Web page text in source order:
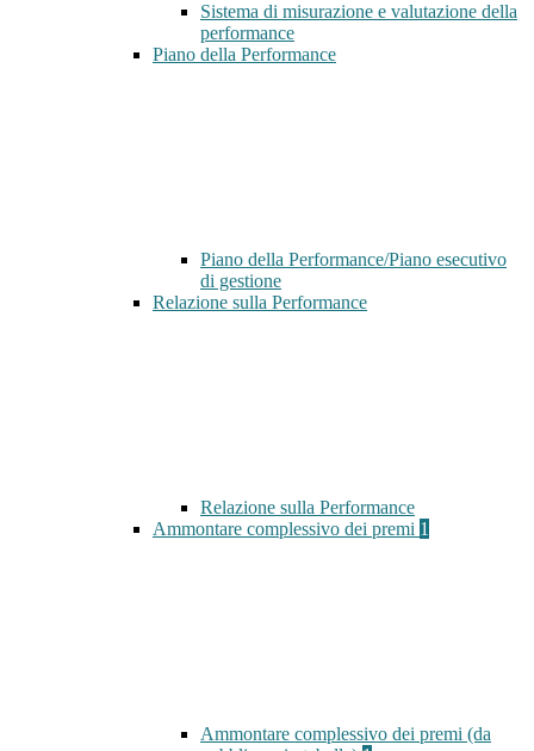
Sistema di misurazione e valutazione della
performance
Piano della Performance
Piano della Performance/Piano esecutivo
di gestione
Relazione sulla Performance
Relazione sulla Performance
Ammontare complessivo dei premi 1
Ammontare complessivo dei premi (da